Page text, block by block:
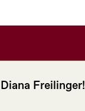
Freilinger!